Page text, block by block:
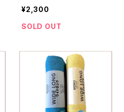
¥2,300
SOLD OUT